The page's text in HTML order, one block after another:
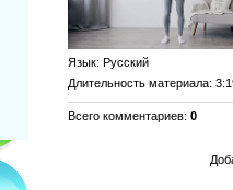
Язык: Русский
Длительность материала:
Всего комментариев: 0